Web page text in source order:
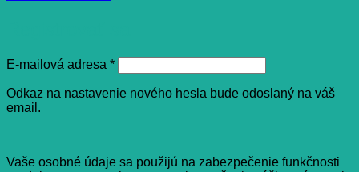
E-mailová adresa *Povinné
Odkaz na nastavenie nového hesla bude odoslaný na váš
email.
Vaše osobné údaje sa použijú na zabezpečenie funkčnosti